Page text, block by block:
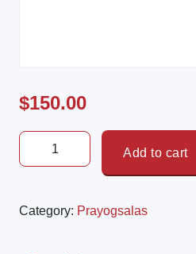
$150.00
Add to cart
Category: Prayogsalas